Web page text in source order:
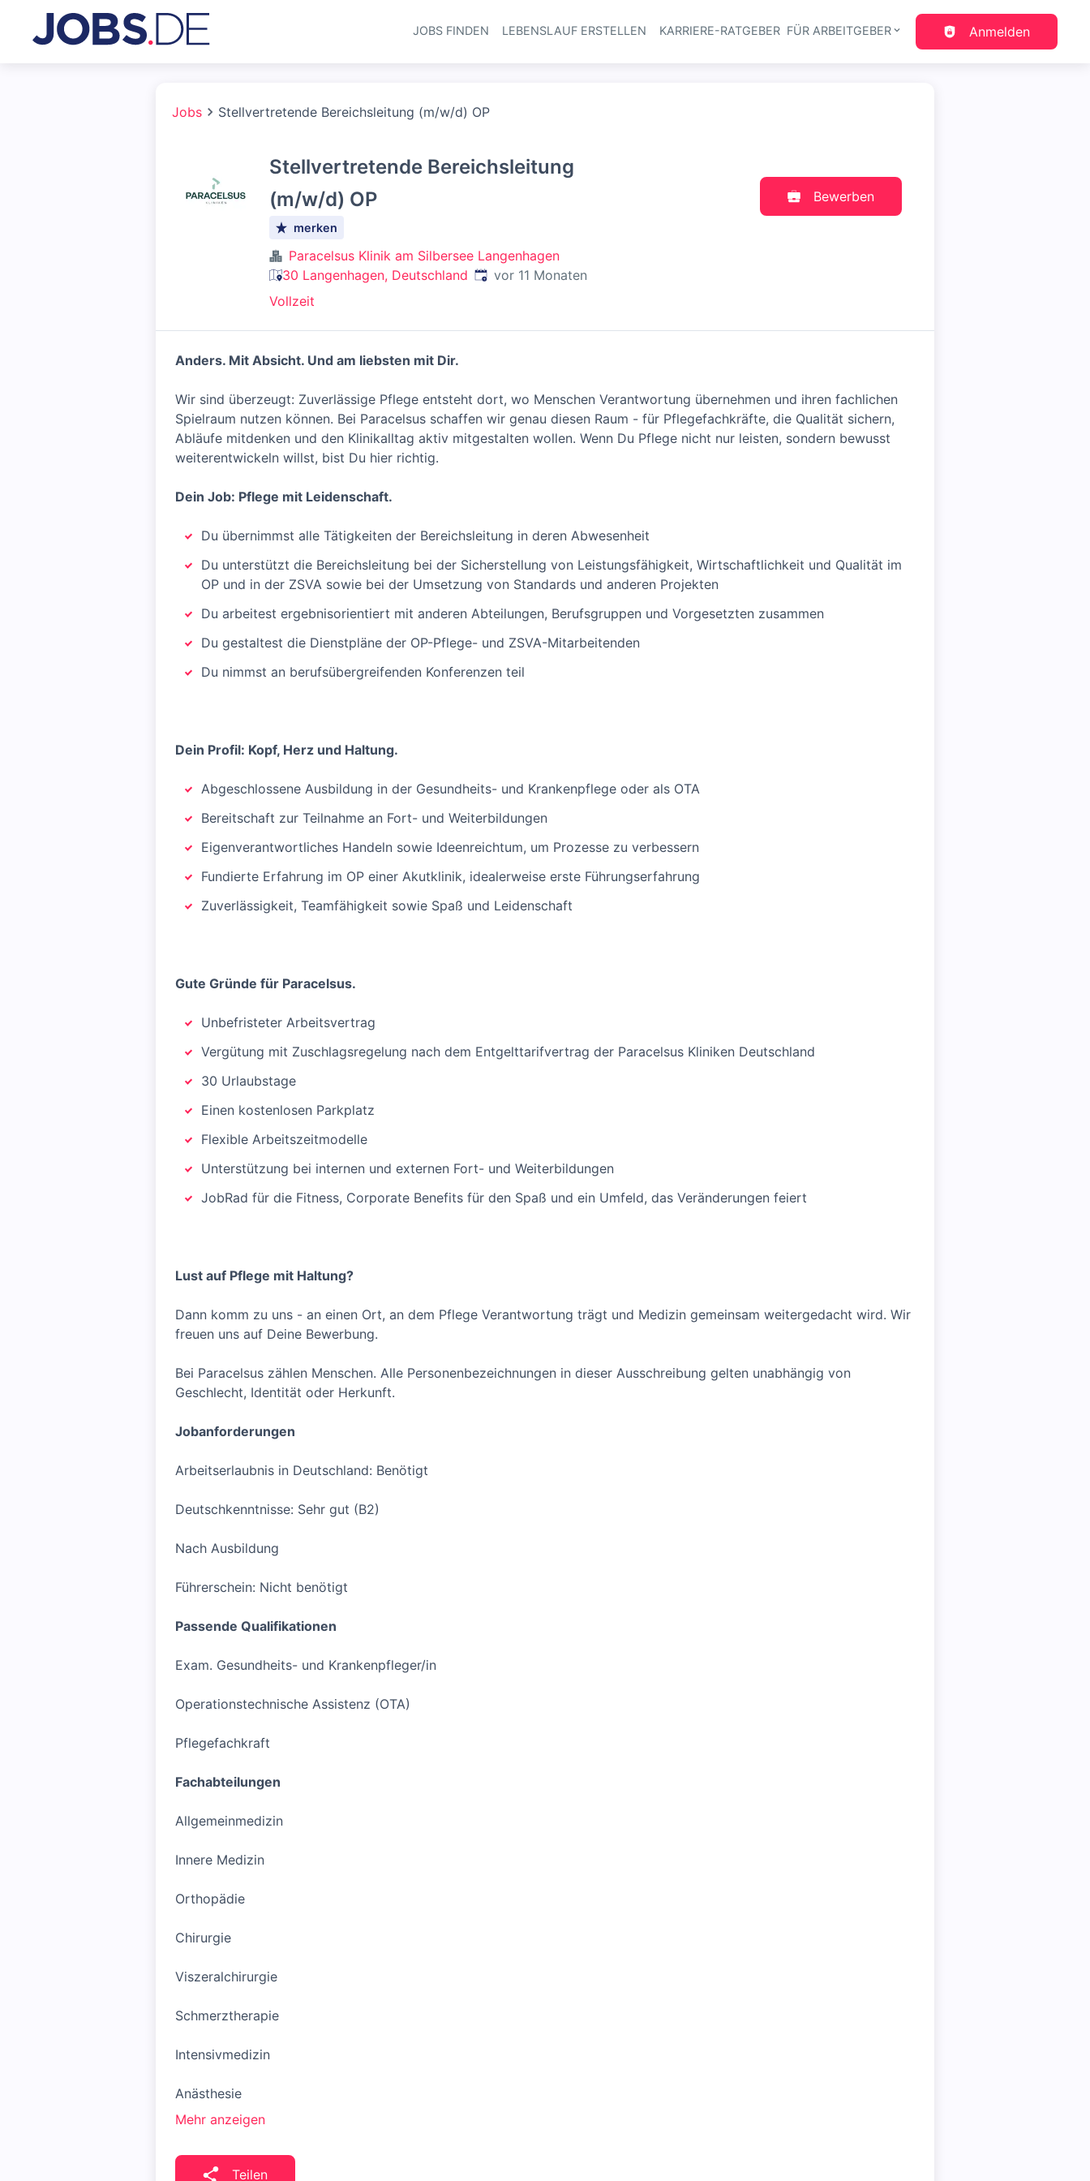
Haupt-Navigation
JOBS FINDEN LEBENSLAUF ERSTELLEN KARRIERE-RATGEBER FÜR ARBEITGEBER Anmelden
Jobs Stellvertretende Bereichsleitung (m/w/d) OP
Stellvertretende Bereichsleitung
(m/w/d) OP
merken
Paracelsus Klinik am Silbersee Langenhagen
30 Langenhagen, Deutschland Veröffentlicht:
vor 11 Monaten
Vollzeit
Bewerben
Anders. Mit Absicht. Und am liebsten mit Dir.
Wir sind überzeugt: Zuverlässige Pflege entsteht dort, wo Menschen Verantwortung übernehmen und ihren fachlichen
Spielraum nutzen können. Bei Paracelsus schaffen wir genau diesen Raum - für Pflegefachkräfte, die Qualität sichern,
Abläufe mitdenken und den Klinikalltag aktiv mitgestalten wollen. Wenn Du Pflege nicht nur leisten, sondern bewusst
weiterentwickeln willst, bist Du hier richtig.
Dein Job: Pflege mit Leidenschaft.
Du übernimmst alle Tätigkeiten der Bereichsleitung in deren Abwesenheit
Du unterstützt die Bereichsleitung bei der Sicherstellung von Leistungsfähigkeit, Wirtschaftlichkeit und Qualität im
OP und in der ZSVA sowie bei der Umsetzung von Standards und anderen Projekten
Du arbeitest ergebnisorientiert mit anderen Abteilungen, Berufsgruppen und Vorgesetzten zusammen
Du gestaltest die Dienstpläne der OP-Pflege- und ZSVA-Mitarbeitenden
Du nimmst an berufsübergreifenden Konferenzen teil
Dein Profil: Kopf, Herz und Haltung.
Abgeschlossene Ausbildung in der Gesundheits- und Krankenpflege oder als OTA
Bereitschaft zur Teilnahme an Fort- und Weiterbildungen
Eigenverantwortliches Handeln sowie Ideenreichtum, um Prozesse zu verbessern
Fundierte Erfahrung im OP einer Akutklinik, idealerweise erste Führungserfahrung
Zuverlässigkeit, Teamfähigkeit sowie Spaß und Leidenschaft
Gute Gründe für Paracelsus.
Unbefristeter Arbeitsvertrag
Vergütung mit Zuschlagsregelung nach dem Entgelttarifvertrag der Paracelsus Kliniken Deutschland
30 Urlaubstage
Einen kostenlosen Parkplatz
Flexible Arbeitszeitmodelle
Unterstützung bei internen und externen Fort- und Weiterbildungen
JobRad für die Fitness, Corporate Benefits für den Spaß und ein Umfeld, das Veränderungen feiert
Lust auf Pflege mit Haltung?
Dann komm zu uns - an einen Ort, an dem Pflege Verantwortung trägt und Medizin gemeinsam weitergedacht wird. Wir
freuen uns auf Deine Bewerbung.
Bei Paracelsus zählen Menschen. Alle Personenbezeichnungen in dieser Ausschreibung gelten unabhängig von
Geschlecht, Identität oder Herkunft.
Jobanforderungen
Arbeitserlaubnis in Deutschland: Benötigt
Deutschkenntnisse: Sehr gut (B2)
Nach Ausbildung
Führerschein: Nicht benötigt
Passende Qualifikationen
Exam. Gesundheits- und Krankenpfleger/in
Operationstechnische Assistenz (OTA)
Pflegefachkraft
Fachabteilungen
Allgemeinmedizin
Innere Medizin
Orthopädie
Chirurgie
Viszeralchirurgie
Schmerztherapie
Intensivmedizin
Anästhesie
Mehr anzeigen
Teilen